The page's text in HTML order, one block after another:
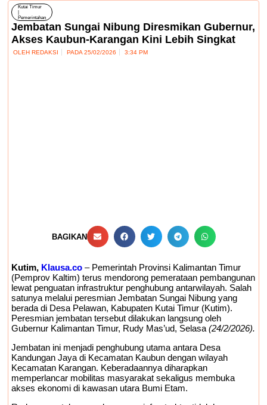
Kutai Timur
Pemerintahan
Jembatan Sungai Nibung Diresmikan Gubernur,
Akses Kaubun-Karangan Kini Lebih Singkat
OLEH REDAKSI PADA 25/02/2026 3:34 PM
BAGIKAN
Kutim, Klausa.co – Pemerintah Provinsi Kalimantan Timur
(Pemprov Kaltim) terus mendorong pemerataan pembangunan
lewat penguatan infrastruktur penghubung antarwilayah. Salah
satunya melalui peresmian Jembatan Sungai Nibung yang
berada di Desa Pelawan, Kabupaten Kutai Timur (Kutim).
Peresmian jembatan tersebut dilakukan langsung oleh
Gubernur Kalimantan Timur, Rudy Mas’ud, Selasa (24/2/2026).
Jembatan ini menjadi penghubung utama antara Desa
Kandungan Jaya di Kecamatan Kaubun dengan wilayah
Kecamatan Karangan. Keberadaannya diharapkan
memperlancar mobilitas masyarakat sekaligus membuka
akses ekonomi di kawasan utara Bumi Etam.